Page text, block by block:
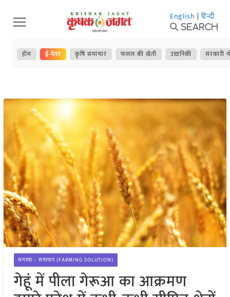
Skip
to
content
English | हिन्दी
Search
होम ई-पेपर कृषि समाचार फसल की खेती उद्यानिकी सरकारी
समस्या – समाधान (FARMING SOLUTION)
गेहूं में पीला गेरूआ का आक्रमण